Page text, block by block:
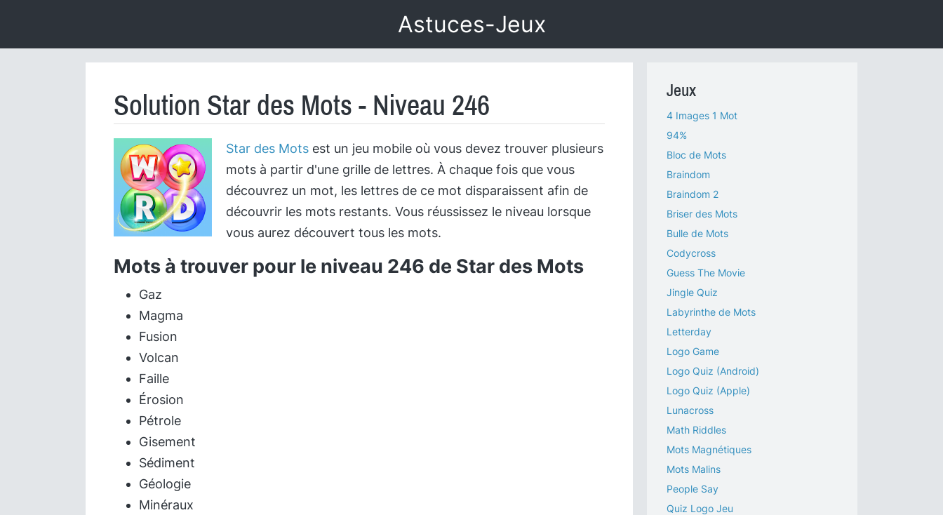
Astuces-Jeux
Solution Star des Mots - Niveau 246
Star des Mots est un jeu mobile où vous devez trouver plusieurs
mots à partir d'une grille de lettres. À chaque fois que vous
découvrez un mot, les lettres de ce mot disparaissent afin de
découvrir les mots restants. Vous réussissez le niveau lorsque
vous aurez découvert tous les mots.
Mots à trouver pour le niveau 246 de Star des Mots
Gaz
Magma
Fusion
Volcan
Faille
Érosion
Pétrole
Gisement
Sédiment
Géologie
Minéraux
Jeux
4 Images 1 Mot
94%
Bloc de Mots
Braindom
Braindom 2
Briser des Mots
Bulle de Mots
Codycross
Guess The Movie
Jingle Quiz
Labyrinthe de Mots
Letterday
Logo Game
Logo Quiz (Android)
Logo Quiz (Apple)
Lunacross
Math Riddles
Mots Magnétiques
Mots Malins
People Say
Quiz Logo Jeu